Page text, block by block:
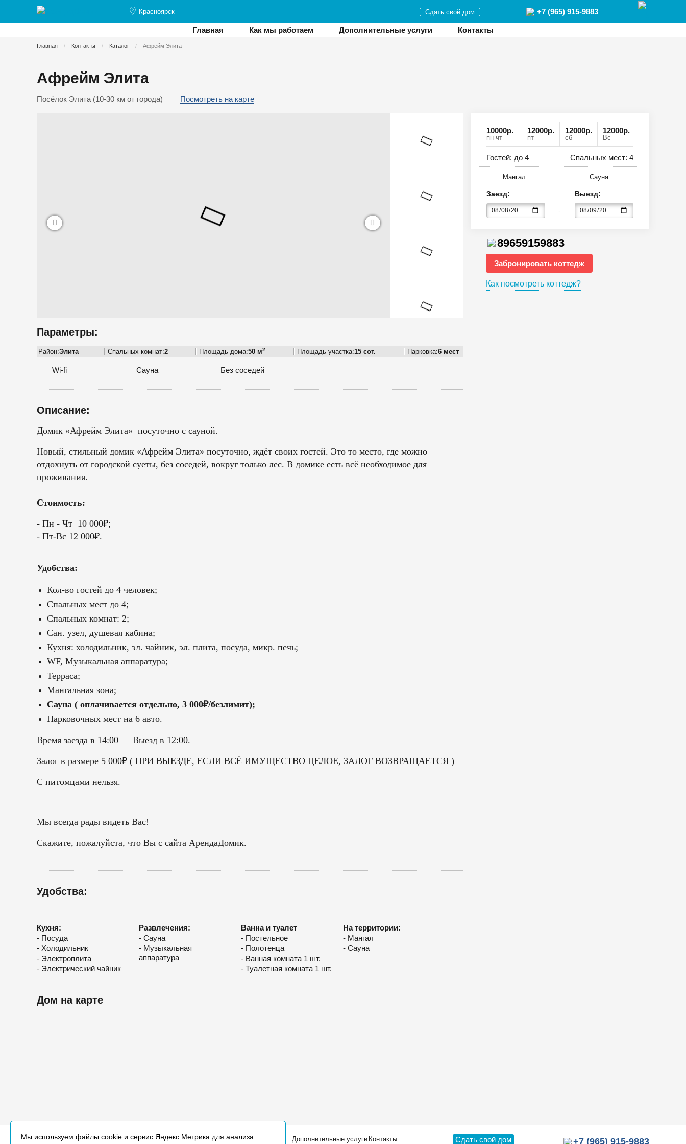
Красноярск Сдать свой дом +7 (965) 915-9883
Главная Как мы работаем Дополнительные услуги Контакты
Главная Контакты Каталог Афрейм Элита
Афрейм Элита
Посёлок Элита (10-30 км от города) Посмотреть на карте
10000р.
пн-чт
12000р.
пт
12000р.
сб
12000р.
Вс
Гостей: до 4 Спальных мест: 4
Мангал Сауна
Заезд: Выезд:
89659159883
Забронировать коттедж
Как посмотреть коттедж?
Параметры:
Район:Элита Спальных комнат:2 Площадь дома:50 м2 Площадь участка:15 сот. Парковка:6 мест
Wi-fi Сауна Без соседей
Описание:
Домик «Афрейм Элита» посуточно с сауной.
Новый, стильный домик «Афрейм Элита» посуточно, ждёт своих гостей. Это то место, где можно
отдохнуть от городской суеты, без соседей, вокруг только лес. В домике есть всё необходимое для
проживания.
Стоимость:
- Пн - Чт 10 000₽;
- Пт-Вс 12 000₽.
Удобства:
Кол-во гостей до 4 человек;
Спальных мест до 4;
Спальных комнат: 2;
Сан. узел, душевая кабина;
Кухня: холодильник, эл. чайник, эл. плита, посуда, микр. печь;
WF, Музыкальная аппаратура;
Терраса;
Мангальная зона;
Сауна ( оплачивается отдельно, 3 000₽/безлимит);
Парковочных мест на 6 авто.
Время заезда в 14:00 — Выезд в 12:00.
Залог в размере 5 000₽ ( ПРИ ВЫЕЗДЕ, ЕСЛИ ВСЁ ИМУЩЕСТВО ЦЕЛОЕ, ЗАЛОГ ВОЗВРАЩАЕТСЯ )
С питомцами нельзя.
Мы всегда рады видеть Вас!
Скажите, пожалуйста, что Вы с сайта АрендаДомик.
Удобства:
Кухня:
- Посуда
- Холодильник
- Электроплита
- Электрический чайник
Развлечения:
- Сауна
- Музыкальная
аппаратура
Ванна и туалет
- Постельное
- Полотенца
- Ванная комната 1 шт.
- Туалетная комната 1 шт.
На территории:
- Мангал
- Сауна
Дом на карте
Главная Как мы работаем Дополнительные услуги Контакты Сдать свой дом +7 (965) 915-9883
Мы используем файлы cookie и сервис Яндекс.Метрика для анализа